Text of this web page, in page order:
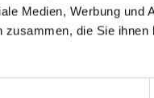
Medien, Werbung
die Sie
entwickelt werden und
grünen Wasserstoff,
wird. Ein Auftakt-